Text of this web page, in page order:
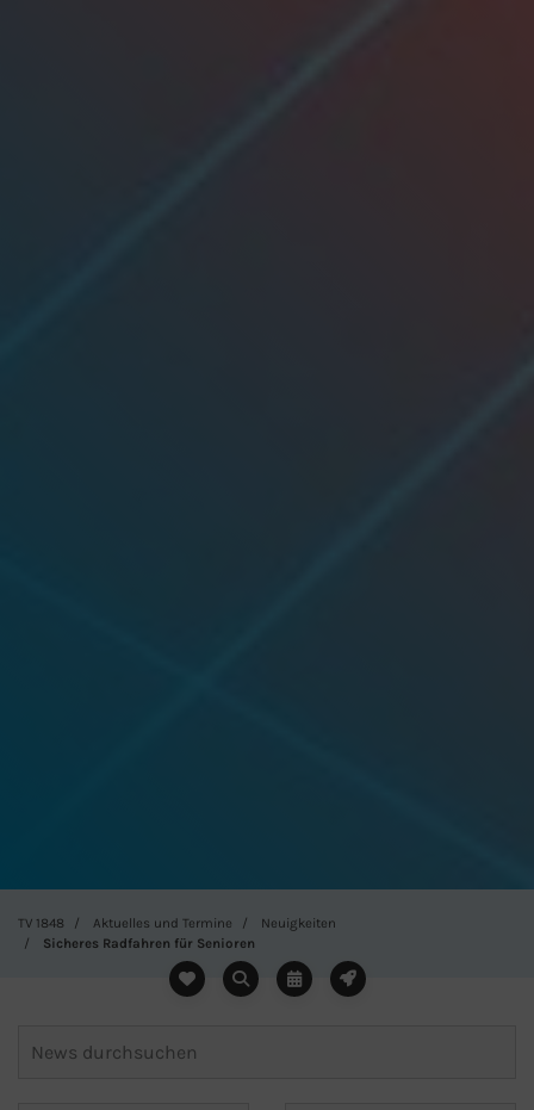
TV 1848 Aktuelles und Termine
Neuigkeiten
Sicheres Radfahren für Senioren